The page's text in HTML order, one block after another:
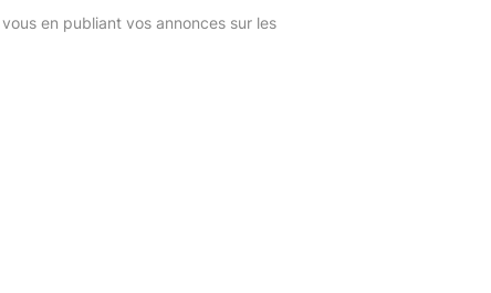
en publiant vos annonces sur les